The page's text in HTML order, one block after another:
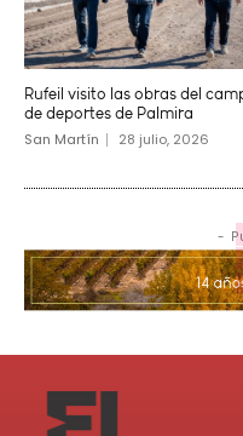
Rufeil visito las obras del
de deportes de Palmira
San Martín 28 julio, 2026
-